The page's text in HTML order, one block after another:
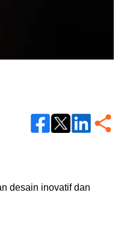
desain inovatif dan